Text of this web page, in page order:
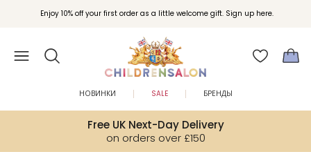
Enjoy 10% off your first order as a little welcome gift. Sign up here.
Вступайте в клуб Бонусы Childrensalon для эксклюзивных привилегий при
покупках.
Free UK Next-Day Delivery
on orders over £150
НОВИНКИ SALE БРЕНДЫ